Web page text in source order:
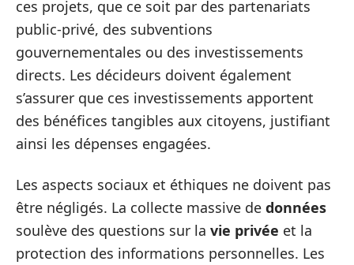
ces projets, que ce soit par des partenariats
public-privé, des subventions
gouvernementales ou des investissements
directs. Les décideurs doivent également
s’assurer que ces investissements apportent
des bénéfices tangibles aux citoyens, justifiant
ainsi les dépenses engagées.
Les aspects sociaux et éthiques ne doivent pas
être négligés. La collecte massive de données
soulève des questions sur la vie privée et la
protection des informations personnelles. Les